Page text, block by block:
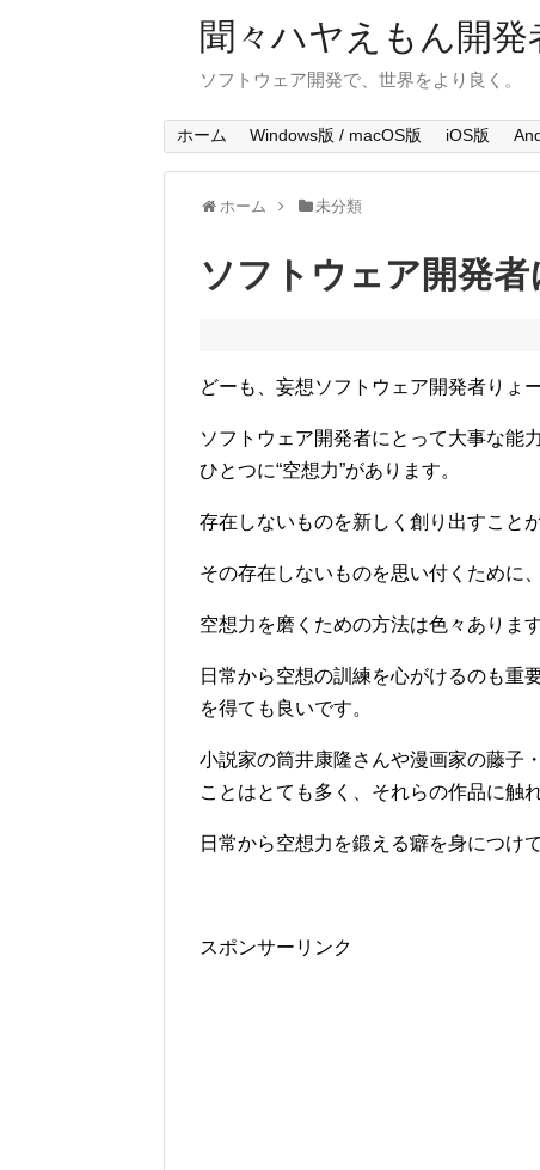
聞々ハヤえもん開
ソフトウェア開発で、世界をより良く。
ホーム Windows版 / macOS版 iOS版
ホーム 未分類
ソフトウェア開発
どーも、妄想ソフトウェア開発者りょ
ソフトウェア開発者にとって大事な能
ひとつに“空想力”があります。
存在しないものを新しく創り出すこと
その存在しないものを思い付くために
空想力を磨くための方法は色々あります
日常から空想の訓練を心がけるのも重
を得ても良いです。
小説家の筒井康隆さんや漫画家の藤子
ことはとても多く、それらの作品に触
日常から空想力を鍛える癖を身につけ
スポンサーリンク